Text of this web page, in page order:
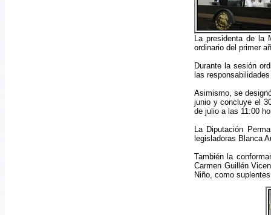
La presidenta de la
ordinario del primer
Durante la sesión
las
Asimismo, se
junio y concluye el
de julio a las 11:00
La Diputación
legisladoras Blanca
También la
Carmen Guillén
Niño, como